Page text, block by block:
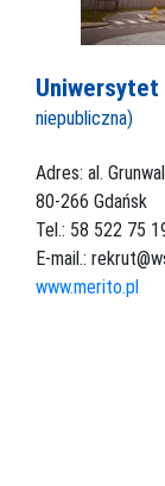
Uniwersytet
niepubliczna)
Adres: al.
80-266 Gdańsk
Tel.: 58 522 75
E-mail.:
www.merito.pl